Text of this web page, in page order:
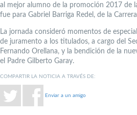
al mejor alumno de la promoción 2017 de
fue para Gabriel Barriga Redel, de la
La jornada consideró momentos de
de juramento a los titulados, a cargo del
Fernando Orellana, y la bendición de la
el Padre Gilberto Garay.
COMPARTIR LA NOTICIA A TRAVÉS DE:
Enviar a un amigo